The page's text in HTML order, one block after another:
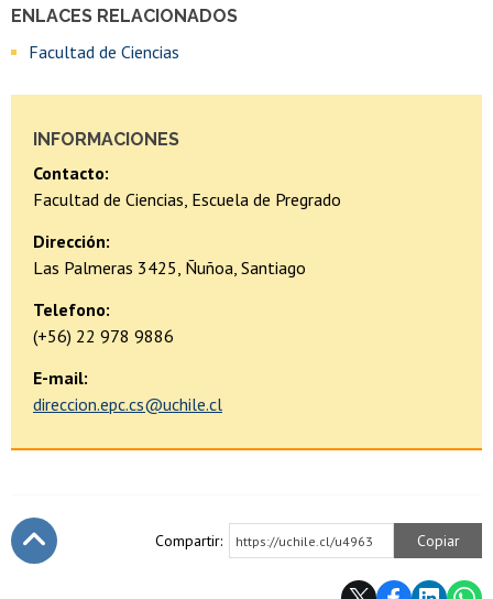
ENLACES RELACIONADOS
Facultad de Ciencias
INFORMACIONES
Contacto:
Facultad de Ciencias, Escuela de Pregrado
Dirección:
Las Palmeras 3425, Ñuñoa, Santiago
Telefono:
(+56) 22 978 9886
E-mail:
direccion.epc.cs@uchile.cl
Compartir: https://uchile.cl/u4963 Copiar